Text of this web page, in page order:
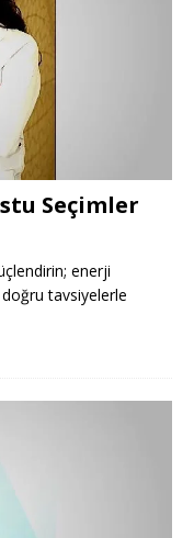
Seçimler
enerji
doğru tavsiyelerle